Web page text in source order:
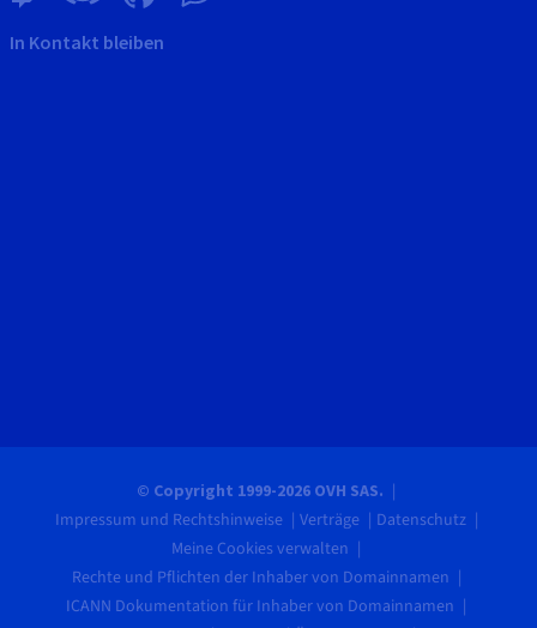
In Kontakt bleiben
© Copyright 1999-2026 OVH SAS.
Impressum und Rechtshinweise Verträge
Datenschutz
Meine Cookies verwalten
Rechte und Pflichten der Inhaber von Domainnamen
ICANN Dokumentation für Inhaber von Domainnamen